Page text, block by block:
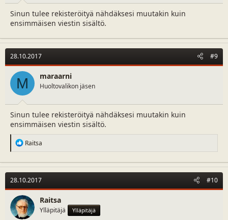
Sinun tulee rekisteröityä nähdäksesi muutakin kuin
ensimmäisen viestin sisältö.
28.10.2017 #9
M maraarni
Huoltovalikon jäsen
Sinun tulee rekisteröityä nähdäksesi muutakin kuin
ensimmäisen viestin sisältö.
R
e
c
t
i
o
n
s
:
Raitsa
28.10.2017 #10
Raitsa
Ylläpitäjä Ylläpitäjä